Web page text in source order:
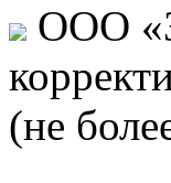
ООО
(не